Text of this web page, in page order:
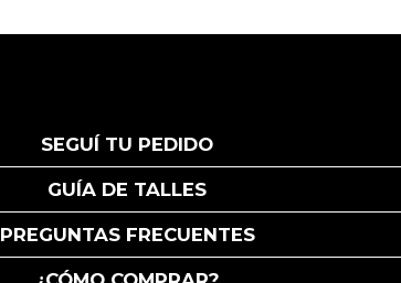
SEGUÍ TU PEDIDO
GUÍA DE TALLES
PREGUNTAS FRECUENTES